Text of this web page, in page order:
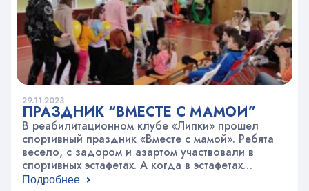
29.11.2023
ПРАЗДНИК “ВМЕСТЕ С МАМОЙ”
В реабилитационном клубе «Липки» прошел
спортивный праздник «Вместе с мамой». Ребята
весело, с задором и азартом участвовали в
спортивных эстафетах. А когда в эстафетах
принимает участие и поддерживает мама это
Подробнее